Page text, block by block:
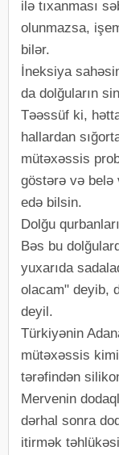
ilə tıxanması
olunmazsa,
bilər.
İneksiya
da dolğuların
Təəssüf ki,
hallardan
mütəxəssis
göstərə və belə
edə bilsin.
Dolğu qurbanları
Bəs bu
yuxarıda
olacam" deyib,
deyil.
Türkiyənin
mütəxəssis
tərəfindən
Mervenin
dərhal sonra
itirmək